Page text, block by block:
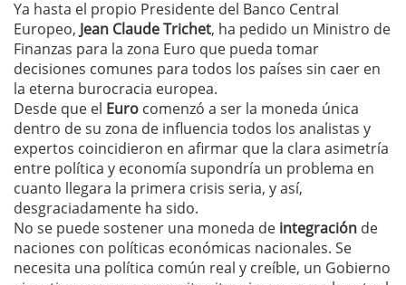
Ya hasta el propio Presidente del Banco Central
Europeo, Jean Claude Trichet, ha pedido un Ministro de
Finanzas para la zona Euro que pueda tomar
decisiones comunes para todos los países sin caer en
la eterna burocracia europea.
Desde que el Euro comenzó a ser la moneda única
dentro de su zona de influencia todos los analistas y
expertos coincidieron en afirmar que la clara asimetría
entre política y economía supondría un problema en
cuanto llegara la primera crisis seria, y así,
desgraciadamente ha sido.
No se puede sostener una moneda de integración de
naciones con políticas económicas nacionales. Se
necesita una política común real y creíble, un Gobierno